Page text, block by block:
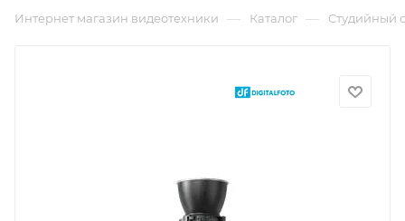
Интернет магазин видеотехники — Каталог — Студийный